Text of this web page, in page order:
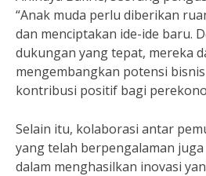
“Anak muda perlu diberikan
dan menciptakan ide-ide baru.
dukungan yang tepat, mereka
mengembangkan potensi
kontribusi positif bagi
Selain itu, kolaborasi antar
yang telah berpengalaman
dalam menghasilkan inovasi